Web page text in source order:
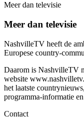
Meer dan televisie
Meer dan televisie
NashvilleTV heeft de
Europese country-
Daarom is NashvilleTV
website
het laatste
programma-informatie
Contact